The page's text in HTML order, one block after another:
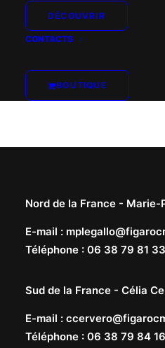
DÉCOUVRIR
CONTACTS
BOUTIQUE
Nord de la France - Marie-
E-mail :
Téléphone : 06 38 79 81 33
Sud de la France - Célia
E-mail :
Téléphone : 06 38 79 84 16